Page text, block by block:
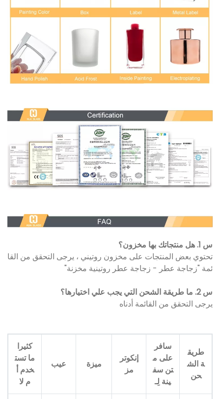
س 1. هل منتجاتك بها مخزون؟
تحتوي بعض المنتجات على مخزون روتيني ، يرجى التحقق من القا
ئمة "زجاجة عطر - زجاجة عطر روتينية مخزنة"
س 2. ما طريقة الشحن التي يجب علي اختيارها؟
يرجى التحقق من القائمة أدناه
طريق
ة الش
حن
سافر
على م
تن سف
ينة لِـ
إنكوتر
مز
ميزة عيب
كثيرا
ما تست
خدم أ
م لا